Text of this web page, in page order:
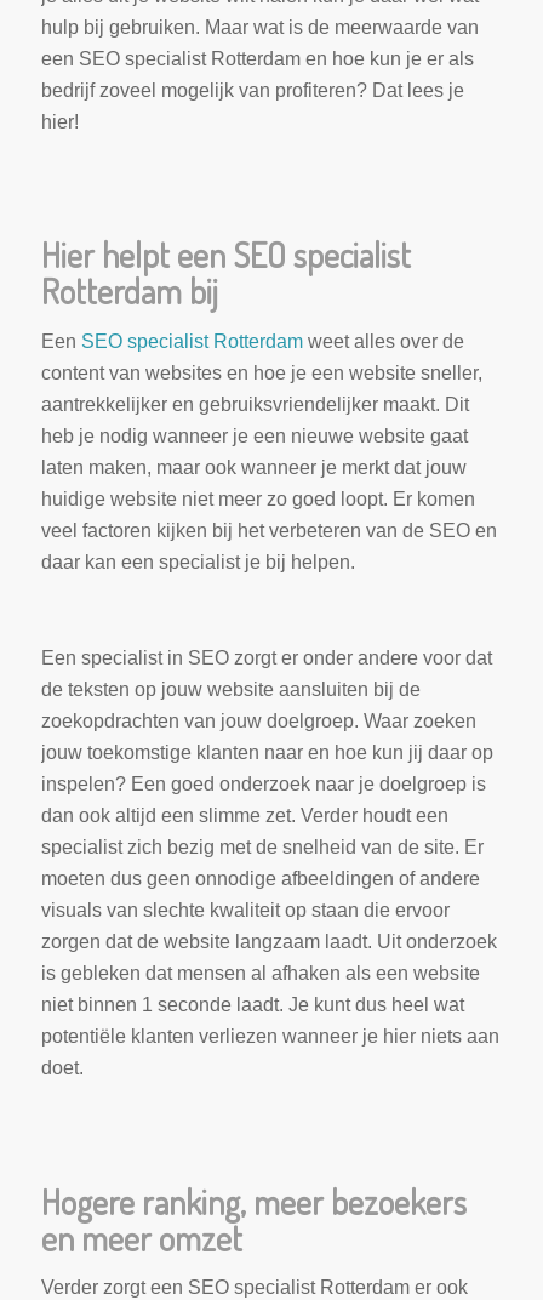
hulp bij gebruiken. Maar wat is de meerwaarde van
een SEO specialist Rotterdam en hoe kun je er als
bedrijf zoveel mogelijk van profiteren? Dat lees je
hier!
Hier helpt een SEO specialist
Rotterdam bij
Een SEO specialist Rotterdamweet alles over de
content van websites en hoe je een website sneller,
aantrekkelijker en gebruiksvriendelijker maakt. Dit
heb je nodig wanneer je een nieuwe website gaat
laten maken, maar ook wanneer je merkt dat jouw
huidige website niet meer zo goed loopt. Er komen
veel factoren kijken bij het verbeteren van de SEO en
daar kan een specialist je bij helpen.
Een specialist in SEO zorgt er onder andere voor dat
de teksten op jouw website aansluiten bij de
zoekopdrachten van jouw doelgroep. Waar zoeken
jouw toekomstige klanten naar en hoe kun jij daar op
inspelen? Een goed onderzoek naar je doelgroep is
dan ook altijd een slimme zet. Verder houdt een
specialist zich bezig met de snelheid van de site. Er
moeten dus geen onnodige afbeeldingen of andere
visuals van slechte kwaliteit op staan die ervoor
zorgen dat de website langzaam laadt. Uit onderzoek
is gebleken dat mensen al afhaken als een website
niet binnen 1 seconde laadt. Je kunt dus heel wat
potentiële klanten verliezen wanneer je hier niets aan
doet.
Hogere ranking, meer bezoekers
en meer omzet
Verder zorgt een SEO specialist Rotterdam er ook